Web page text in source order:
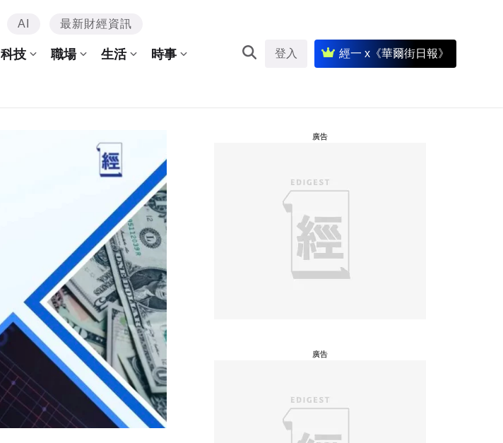
AI 最新財經資訊
科技 職場 生活 時事 登入 經一 x《華爾街日報》
廣告
廣告